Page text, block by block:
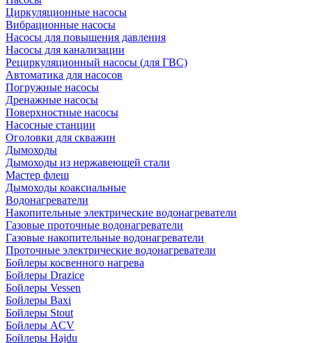
Циркуляционные насосы
Вибрационные насосы
Насосы для повышения давления
Насосы для канализации
Рециркуляционный насосы (для ГВС)
Автоматика для насосов
Погружные насосы
Дренажные насосы
Поверхностные насосы
Насосные станции
Оголовки для скважин
Дымоходы
Дымоходы из нержавеющей стали
Мастер флеш
Дымоходы коаксиальные
Водонагреватели
Накопительные электрические водонагреватели
Газовые проточные водонагреватели
Газовые накопительные водонагреватели
Проточные электрические водонагреватели
Бойлеры косвенного нагрева
Бойлеры Drazice
Бойлеры Vessen
Бойлеры Baxi
Бойлеры Stout
Бойлеры ACV
Бойлеры Hajdu